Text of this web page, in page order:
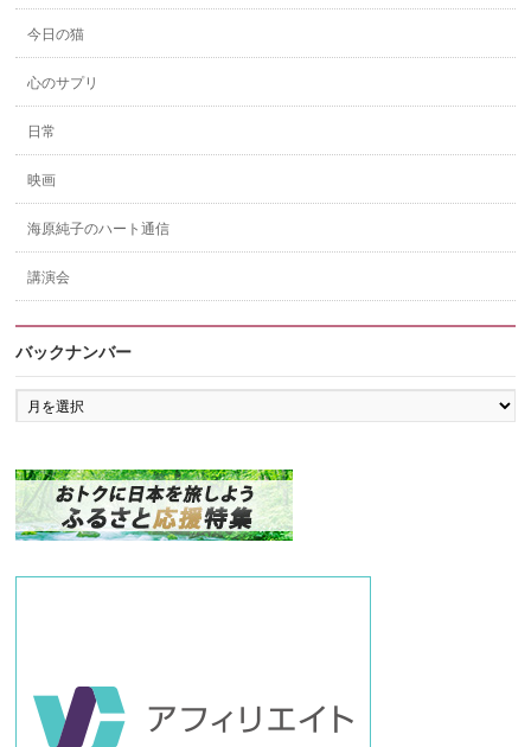
今日の猫
心のサプリ
日常
映画
海原純子のハート通信
講演会
バックナンバー
バ
ッ
ン
バ
ー